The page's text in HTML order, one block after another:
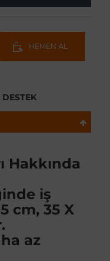
HEMEN AL
Hakkında
iş
cm, 35 X
az